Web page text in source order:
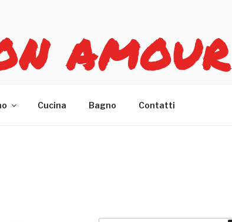
AMOUR
Cucina Bagno Contatti